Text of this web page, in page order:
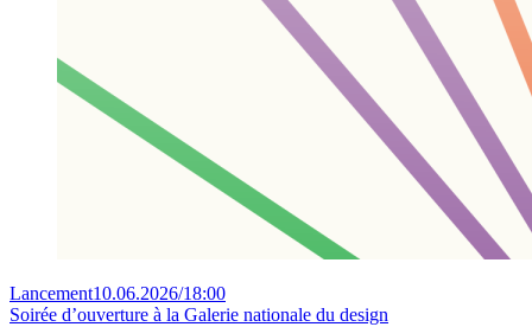
Lancement10.06.2026/18:00
Soirée d’ouverture à la Galerie nationale du design